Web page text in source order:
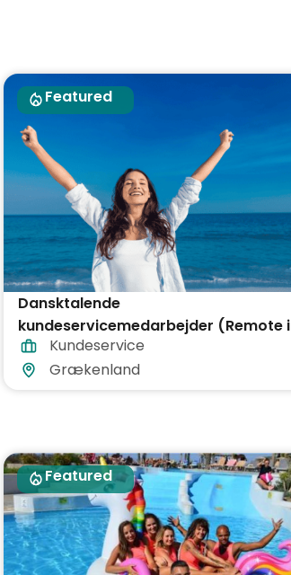
Featured
Dansktalende
kundeservicemedarbejder (Remote i
Grækenland)
Kundeservice
Grækenland
Featured